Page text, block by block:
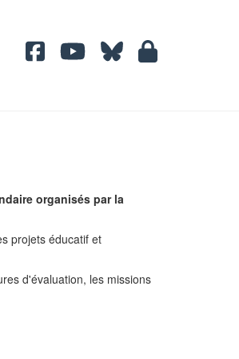
organisés par la
projets éducatif et
d'évaluation, les missions